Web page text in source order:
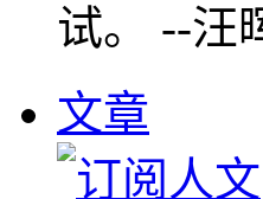
试。 --汪
文章